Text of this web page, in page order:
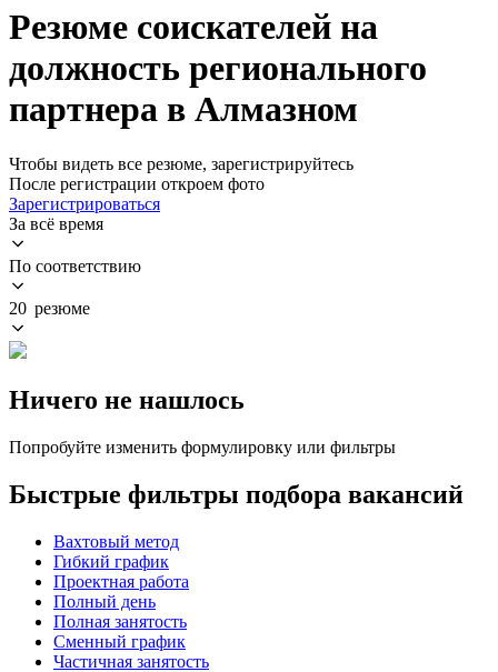
Резюме соискателей на
должность регионального
партнера в Алмазном
Чтобы видеть все резюме, зарегистрируйтесь
После регистрации откроем фото
Зарегистрироваться
За всё время
По соответствию
20 резюме
Ничего не нашлось
Попробуйте изменить формулировку или фильтры
Быстрые фильтры подбора вакансий
Вахтовый метод
Гибкий график
Проектная работа
Полный день
Полная занятость
Сменный график
Частичная занятость